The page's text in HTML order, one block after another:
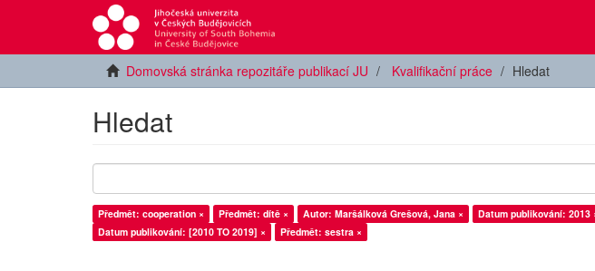
Domovská stránka repozitáře publikací JU Kvalifikační práce Hledat
Hledat
Předmět: cooperation × Předmět: dítě × Autor: Maršálková Grešová, Jana × Datum publikování: 2013
Datum publikování: [2010 TO 2019] ×
Předmět: sestra ×